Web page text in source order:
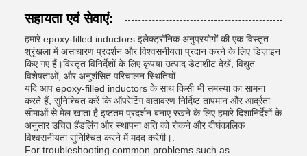
सहायता एवं सेवाएं:
हमारे epoxy-filled inductors इलेक्ट्रॉनिक अनुप्रयोगों की एक विस्तृत
श्रृंखला में असाधारण प्रदर्शन और विश्वसनीयता प्रदान करने के लिए डिज़ाइन
किए गए हैं।विस्तृत विनिर्देशों के लिए कृपया उत्पाद डेटाशीट देखें, विद्युत
विशेषताओं, और अनुशंसित परिचालन स्थितियों.
यदि आप epoxy-filled inductors के साथ किसी भी समस्या का सामना
करते हैं, सुनिश्चित करें कि ऑपरेटिंग वातावरण निर्दिष्ट तापमान और आर्द्रता
सीमाओं से मेल खाता है इष्टतम प्रदर्शन बनाए रखने के लिए.हमारे दिशानिर्देशों के
अनुसार उचित हैंडलिंग और स्थापना क्षति को रोकने और दीर्घकालिक
विश्वसनीयता सुनिश्चित करने में मदद करेगी।.
For troubleshooting common problems such as